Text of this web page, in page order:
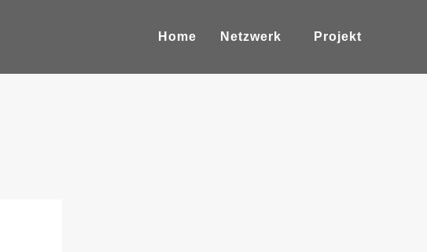
Home Netzwerk Projekt